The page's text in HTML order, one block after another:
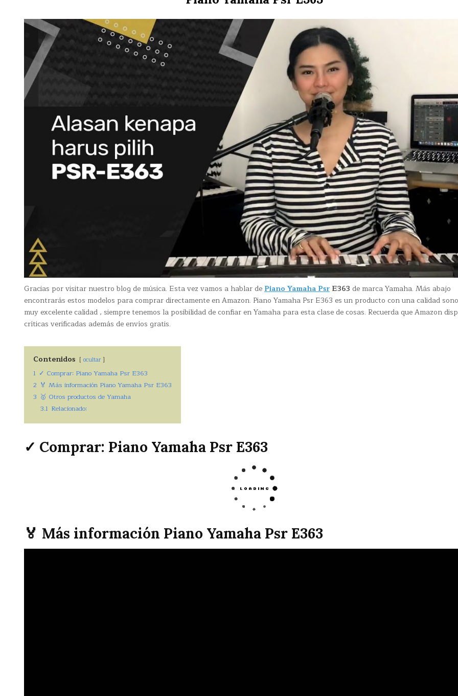
Gracias por visitar nuestro blog de música. Esta vez vamos a hablar dePiano Yamaha PsrE363 de marca Yamaha. Más abajo
encontrarás estos modelos para comprar directamente en Amazon. Piano Yamaha Psr E363 es un producto con una calidad
muy excelente calidad , siempre tenemos la posibilidad de confiar en Yamaha para esta clase de cosas. Recuerda que Amazon
críticas verificadas además de envíos gratis.
Contenidos ocultar
1 ✓ Comprar: Piano Yamaha Psr E363
2 🏅 Más información Piano Yamaha Psr E363
3 🥇 Otros productos de Yamaha
3.1 Relacionado:
✓ Comprar: Piano Yamaha Psr E363
🏅 Más información Piano Yamaha Psr E363